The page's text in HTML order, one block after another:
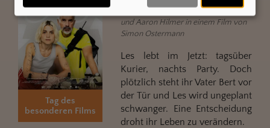
Tag des
besonderen Films
Mala Emde, Christoph Maria Herbst
und Aaron Hilmer in einem Film von
Simon Ostermann
Les lebt im Jetzt: tagsüber
Kurier, nachts Party. Doch
plötzlich steht ihr Vater Bert vor
der Tür und Les wird ungeplant
schwanger. Eine Entscheidung
droht ihr Leben zu verändern.